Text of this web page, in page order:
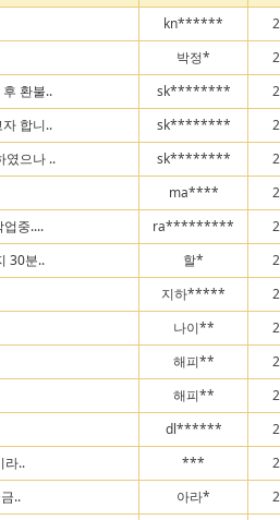
kn******
박정*
환불.. sk********
합니.. sk********
였으나 .. sk********
ma****
중.... ra*********
30분.. 할*
지하*****
나이**
해피**
해피**
dl******
라.. ***
.. 아라*